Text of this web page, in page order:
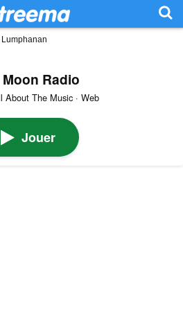
Lumphanan
Radio
About The Music · Web
Jouer